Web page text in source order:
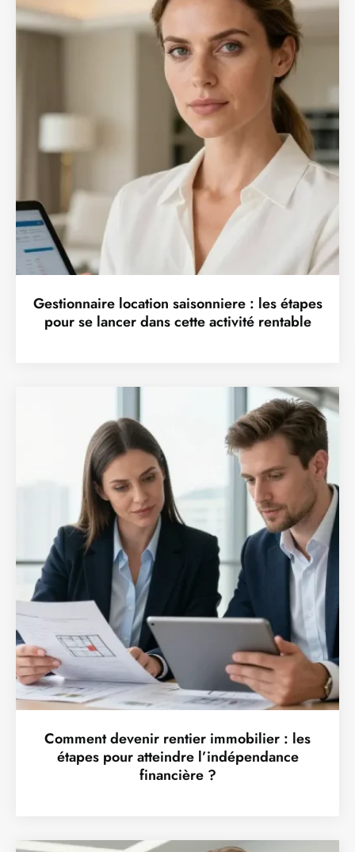
Gestionnaire location saisonniere : les étapes
pour se lancer dans cette activité rentable
Comment devenir rentier immobilier : les
étapes pour atteindre l’indépendance
financière ?